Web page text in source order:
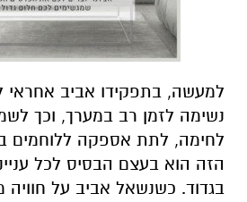
לקצונה, הייתה רגע מאוד
בשיחה עם המ"פ שבו אמרתי לו
לעשות את התפקיד הכי
להורדת האפליקציה לחצו כאן